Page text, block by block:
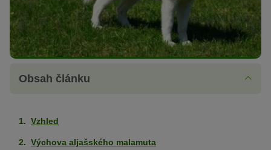
Obsah článku
Vzhled
Výchova aljašského malamuta